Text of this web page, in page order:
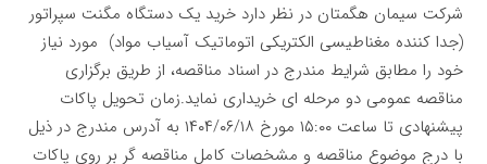
شرکت سیمان هگمتان در نظر دارد خرید یک دستگاه مگنت سپراتور
(جدا کننده مغناطیسی الکتریکی اتوماتیک آسیاب مواد) ‎ مورد نیاز
خود را مطابق شرایط مندرج در اسناد مناقصه، از طریق برگزاری
مناقصه عمومی دو مرحله ای خریداری نماید.زمان تحویل پاکات
پیشنهادی تا ساعت ۱۵:۰۰ مورخ ۱۴۰۴/۰۶/۱۸ به آدرس مندرج در ذیل
با درج موضوع مناقصه و مشخصات کامل مناقصه گر بر روی پاکات